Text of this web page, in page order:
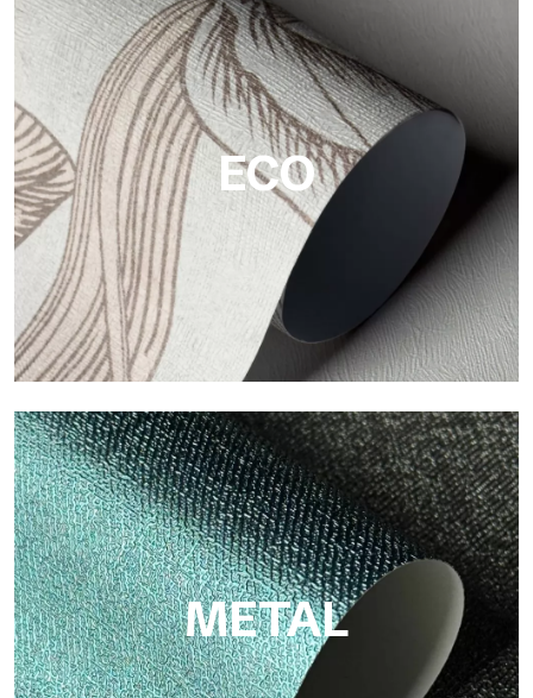
Vinilo
Los acabados vinílicos de los papeles pintados de
Tecnografica ofrecen superficies resistentes, texturizadas y
visualmente sofisticadas.
ECO
ECO
Eco de Tecnografica es el papel pintado ecológico de fibra de
celulosa: soporte sostenible, sin PVC, con colores claros y de
alta calidad.
METAL